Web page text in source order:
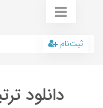
ثبت‌نام
دانلود